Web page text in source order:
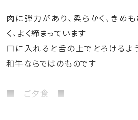
肉に弾力があり、柔らかく、きめ
く、よく締まっています
口に入れると舌の上でとろけるよ
和牛ならではのものです
■ ご夕食 ■